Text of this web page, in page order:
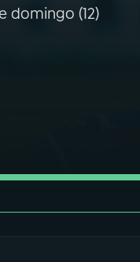
domingo (12)